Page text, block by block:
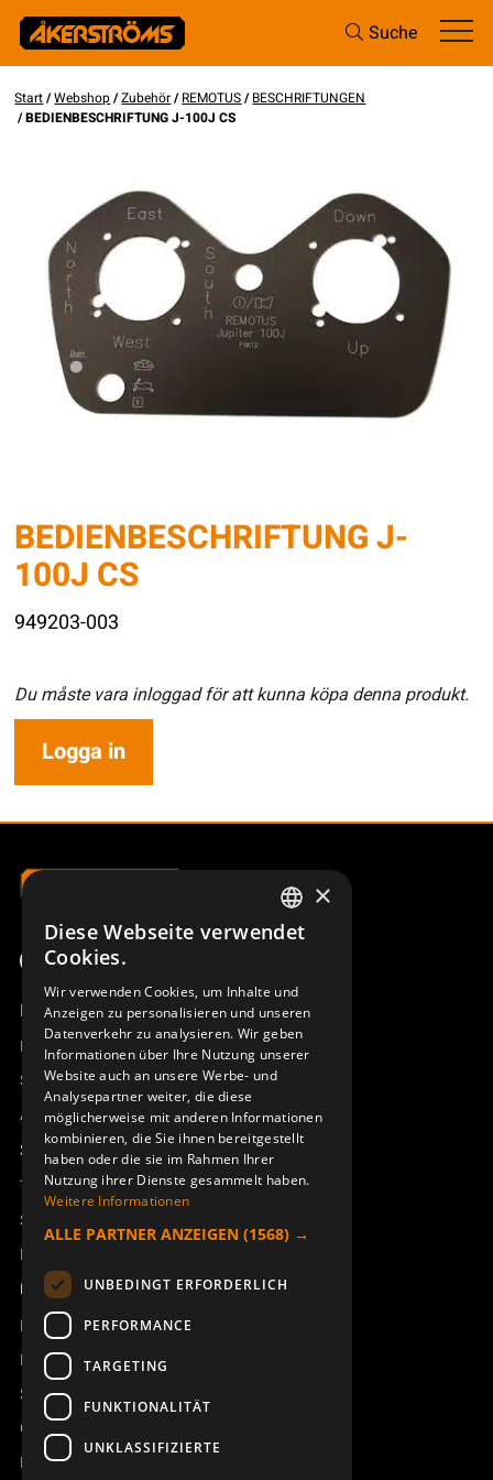
Suche
Start/Webshop/Zubehör/REMOTUS/BESCHRIFTUNGEN
/ BEDIENBESCHRIFTUNG J-100J CS
BEDIENBESCHRIFTUNG J-
100J CS
949203-003
Du måste vara inloggad för att kunna köpa denna produkt.
Logga in
Produktübersicht
Remotus
Sesam
Access_Ctrl
Support
Technischer Support
Service buchen
Handbücher und Videoanleitungen
Über Åkerströms
Kontakt
Neuigkeiten
Sicherheit und Richtlinien
Geschäftsbedingungen
REACH
SWEDISH
DEUTSCH
×
Diese Webseite verwendet
Cookies.
Wir verwenden Cookies, um Inhalte und
Anzeigen zu personalisieren und unseren
Datenverkehr zu analysieren. Wir geben
Informationen über Ihre Nutzung unserer
Website auch an unsere Werbe- und
Analysepartner weiter, die diese
möglicherweise mit anderen Informationen
kombinieren, die Sie ihnen bereitgestellt
haben oder die sie im Rahmen Ihrer
Nutzung ihrer Dienste gesammelt haben.
Weitere Informationen
ALLE PARTNER ANZEIGEN (1568) →
UNBEDINGT ERFORDERLICH
PERFORMANCE
TARGETING
FUNKTIONALITÄT
UNKLASSIFIZIERTE